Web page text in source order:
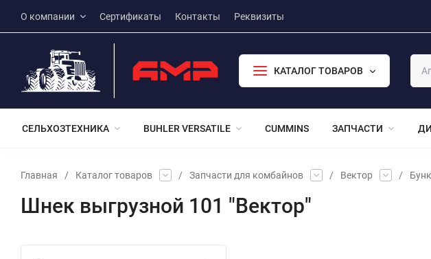
О компании Сертификаты Контакты Реквизиты
КАТАЛОГ ТОВАРОВ
СЕЛЬХОЗТЕХНИКА BUHLER VERSATILE CUMMINS ЗАПЧАСТИ
Главная / Каталог товаров / Запчасти для комбайнов / Вектор /
Шнек выгрузной 101 "Вектор"